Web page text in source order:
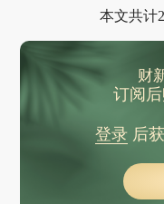
本文共计
财
订阅
登录后